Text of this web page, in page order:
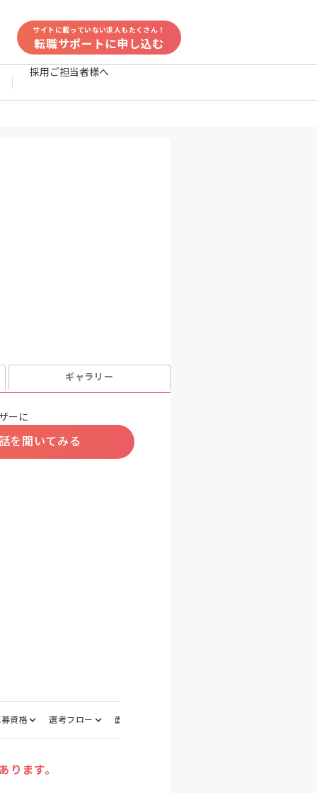
サイトに載っていない求人もたくさん！
転職サポートに申し込む
採用ご担当者様へ
ギャラリー
ーに
を聞いてみる
資格 選考フロー 面接地
ます。